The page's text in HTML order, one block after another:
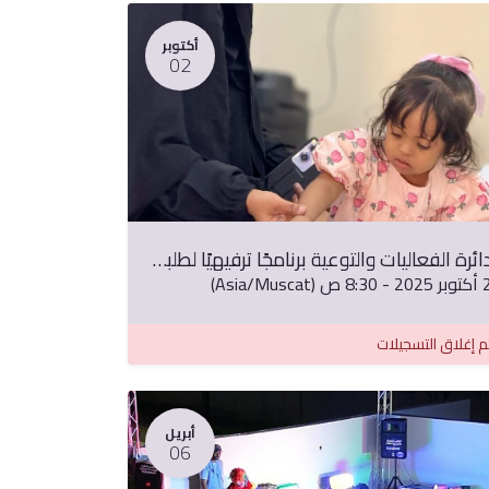
أكتوبر
02
دائرة الفعاليات والتوعية برنامجًا ترفيهيًا لطلبة مركز التفاؤل للتأهيل بولاية عبري
2025
- 8:30 ص (
Asia/Muscat
)
إغلاق التسجيلات
أبريل
06
عبري
ينقل
ضَنْك